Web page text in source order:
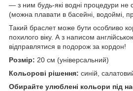
— з ним будь-які водні процедури не
(можна плавати в басейні, водоймі,
Такий браслет може бути особливо
похилого віку. А з написом
відправлятися в подорож за кордон!
Розмір: 20 см (універсальний)
Кольорові рішення: синій,
Обирайте улюблені кольори під